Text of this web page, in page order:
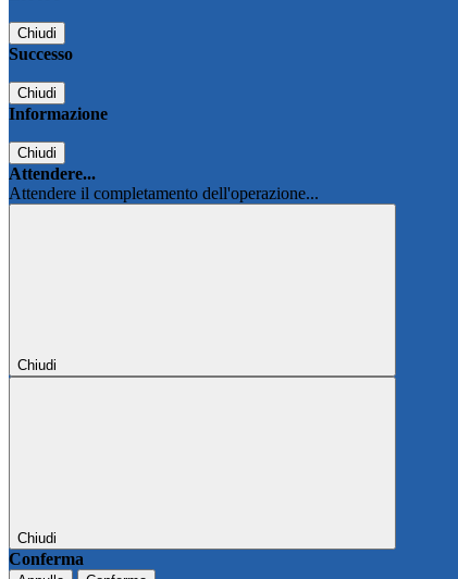
Chiudi
Successo
Chiudi
Informazione
Chiudi
Attendere...
Attendere il completamento dell'operazione...
Chiudi
Chiudi
Conferma